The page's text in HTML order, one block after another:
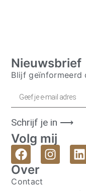
Nieuwsbrief
Blijf geïnformeerd
Schrijf je in ⟶
Volg mij
Over
Contact